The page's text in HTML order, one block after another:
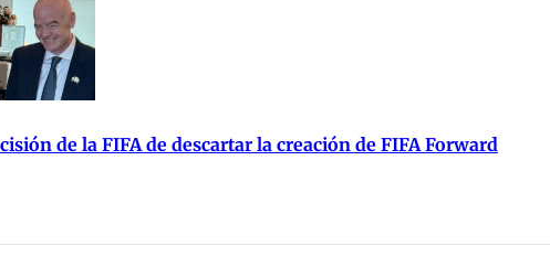
de la FIFA de descartar la creación de FIFA Forward